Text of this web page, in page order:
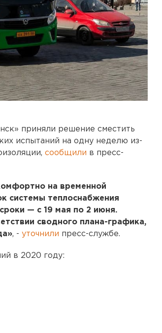
приняли решение сместить
испытаний на одну неделю из-
сообщили в пресс-
на временной
системы теплоснабжения
— с 19 мая по 2 июня.
сводного плана-графика,
, - уточнили пресс-службе.
в 2020 году: